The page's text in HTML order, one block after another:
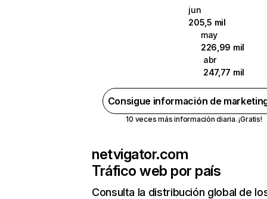
jun
205,5 mil
may
226,99 mil
abr
247,77 mil
Consigue información de
10 veces más información diaria. ¡Gratis!
netvigator.com
Tráfico web por país
Consulta la distribución global de